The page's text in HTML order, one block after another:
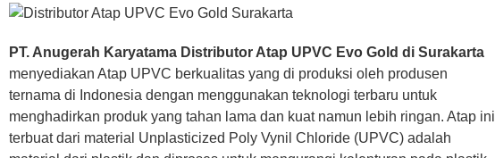
PT. Anugerah Karyatama Distributor Atap UPVC Evo Gold di Surakarta
menyediakan Atap UPVC berkualitas yang di produksi oleh produsen
ternama di Indonesia dengan menggunakan teknologi terbaru untuk
menghadirkan produk yang tahan lama dan kuat namun lebih ringan. Atap ini
terbuat dari material Unplasticized Poly Vynil Chloride (UPVC) adalah